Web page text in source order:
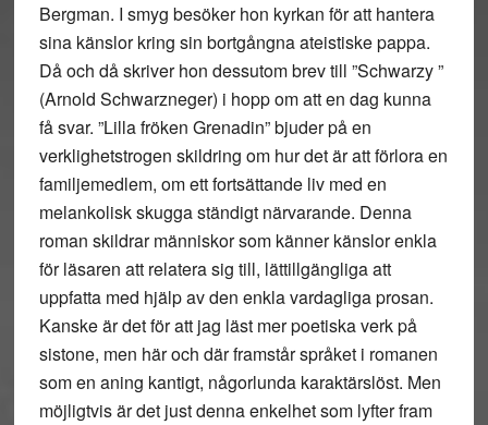
Bergman. I smyg besöker hon kyrkan för att hantera
sina känslor kring sin bortgångna ateistiske pappa.
Då och då skriver hon dessutom brev till ”Schwarzy ”
(Arnold Schwarzneger) i hopp om att en dag kunna
få svar. ”Lilla fröken Grenadin” bjuder på en
verklighetstrogen skildring om hur det är att förlora en
familjemedlem, om ett fortsättande liv med en
melankolisk skugga ständigt närvarande. Denna
roman skildrar människor som känner känslor enkla
för läsaren att relatera sig till, lättillgängliga att
uppfatta med hjälp av den enkla vardagliga prosan.
Kanske är det för att jag läst mer poetiska verk på
sistone, men här och där framstår språket i romanen
som en aning kantigt, någorlunda karaktärslöst. Men
möjligtvis är det just denna enkelhet som lyfter fram